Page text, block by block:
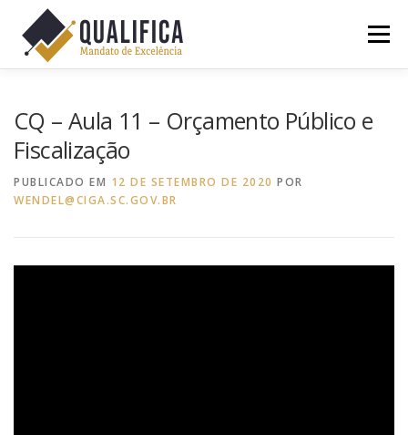
conteúdo
Menu
CQ – Aula 11 – Orçamento Público e
Fiscalização
PUBLICADO EM 12 DE SETEMBRO DE 2020 POR
WENDEL@CIGA.SC.GOV.BR